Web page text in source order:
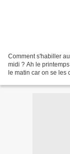
Comment s'habiller
midi ? Ah le
le matin car on se les